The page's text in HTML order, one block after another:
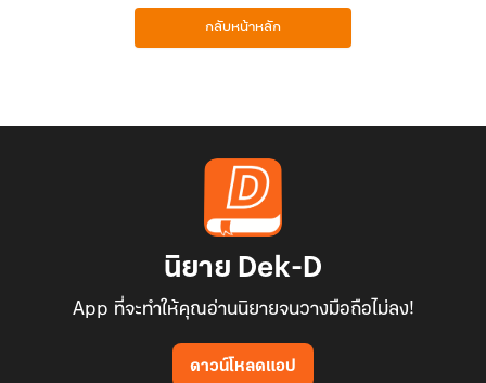
กลับหน้าหลัก
นิยาย Dek-D
App ที่จะทำให้คุณอ่านนิยายจนวางมือถือไม่ลง!
ดาวน์โหลดแอป